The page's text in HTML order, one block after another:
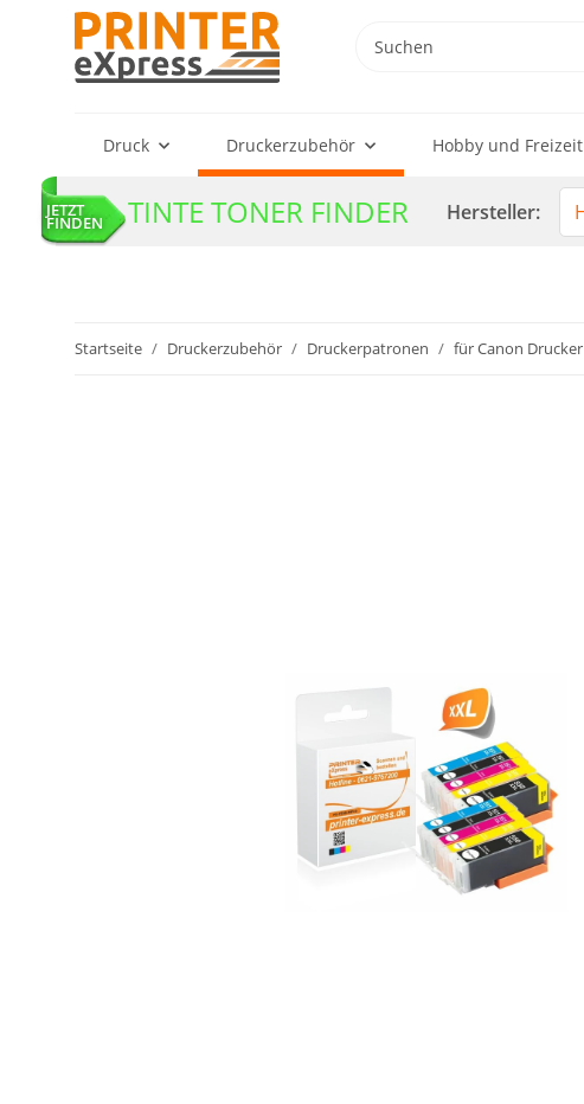
Druck Druckerzubehör Hobby und Freizeit
JETZT
FINDEN TINTE TONER FINDER Hersteller:
Startseite Druckerzubehör Druckerpatronen für Canon Drucker